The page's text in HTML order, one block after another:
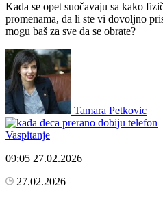
Kada se opet suočavaju sa kako
promenama, da li ste vi dovoljno
mogu baš za sve da se obrate?
Tamara Petkovic
Vaspitanje
09:05 27.02.2026
27.02.2026